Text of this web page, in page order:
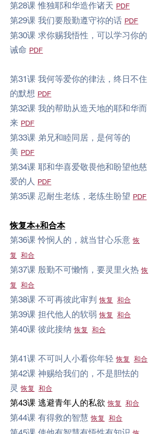
第28课 惟独耶和华造作诸天 PDF
第29课 我们要殷勤遵守祢的话 PDF
第30课 求你赐我悟性，可以学习你的
诫命 PDF
第31课 我何等爱你的律法，终日不住
的默想 PDF
第32课 我的帮助从造天地的耶和华而
来 PDF
第33课 弟兄和睦同居，是何等的
美 PDF
第34课 耶和华喜爱敬畏他和盼望他慈
爱的人 PDF
第35课 忍耐生老练，老练生盼望 PDF
恢复本+和合本
第36课 怜悯人的，就当甘心乐意恢
复
和合
第37课 殷勤不可懒惰，要灵里火热恢
复
和合
第38课 不可再彼此审判恢复 和合
第39课 担代他人的软弱恢复 和合
第40课 彼此接纳恢复 和合
第41课 不可叫人小看你年轻恢复 和合
第42课 神赐给我们的，不是胆怯的
灵恢复 和合
第43课 逃避青年人的私欲恢复 和合
第44课 有得救的智慧恢复 和合